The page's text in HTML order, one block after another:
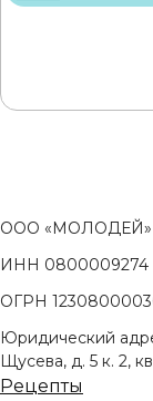
ООО «МОЛОДЕЙ»
ИНН 0800009274
ОГРН
Юридический
Щусева, д. 5 к. 2,
Рецепты